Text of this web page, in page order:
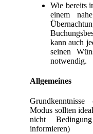
Wie bereits
einem
kann auch
seinen
notwendig.
Allgemeines
Modus sollten
nicht
informieren)